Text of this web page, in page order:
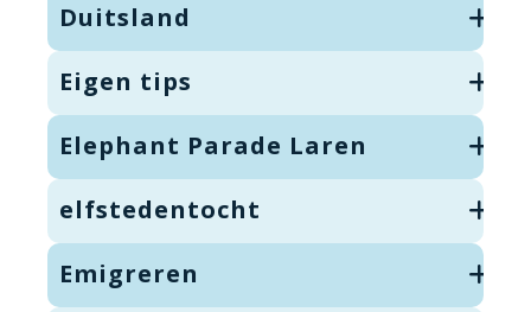
Duitsland
Eigen tips
Elephant Parade Laren
elfstedentocht
Emigreren